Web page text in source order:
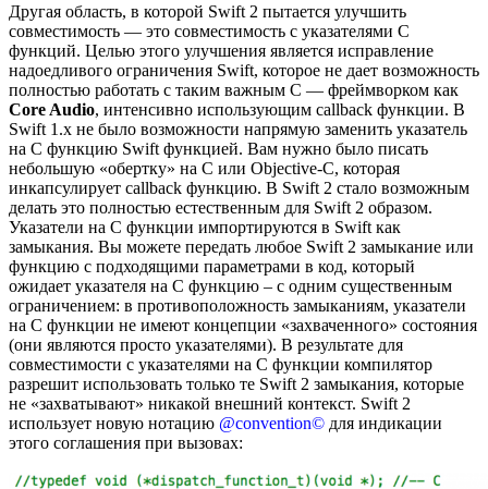
Другая область, в которой Swift 2 пытается улучшить
совместимость — это совместимость с указателями C
функций. Целью этого улучшения является исправление
надоедливого ограничения Swift, которое не дает возможность
полностью работать с таким важным С — фреймворком как
Core Audio, интенсивно использующим callback функции. В
Swift 1.x не было возможности напрямую заменить указатель
на С функцию Swift функцией. Вам нужно было писать
небольшую «обертку» на C или Objective-C, которая
инкапсулирует callback функцию. В Swift 2 стало возможным
делать это полностью естественным для Swift 2 образом.
Указатели на C функции импортируются в Swift как
замыкания. Вы можете передать любое Swift 2 замыкание или
функцию с подходящими параметрами в код, который
ожидает указателя на C функцию – с одним существенным
ограничением: в противоположность замыканиям, указатели
на C функции не имеют концепции «захваченного» состояния
(они являются просто указателями). В результате для
совместимости с указателями на C функции компилятор
разрешит использовать только те Swift 2 замыкания, которые
не «захватывают» никакой внешний контекст. Swift 2
использует новую нотацию @convention© для индикации
этого соглашения при вызовах: